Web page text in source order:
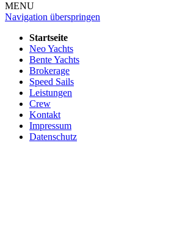
MENU
Navigation überspringen
Startseite
Neo Yachts
Bente Yachts
Brokerage
Speed Sails
Leistungen
Crew
Kontakt
Impressum
Datenschutz